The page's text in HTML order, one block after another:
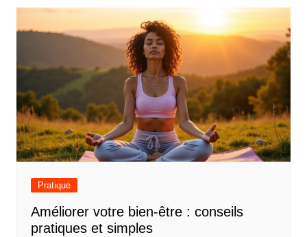
Pratique
Améliorer votre bien-être : conseils
pratiques et simples